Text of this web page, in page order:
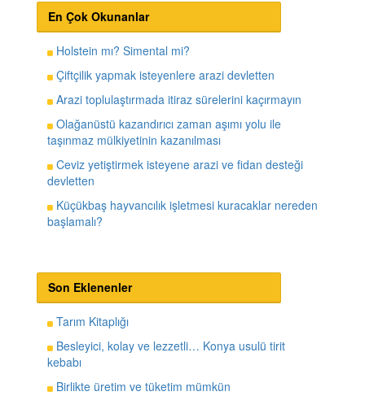
En Çok Okunanlar
Holstein mı? Simental mi?
Çiftçilik yapmak isteyenlere arazi devletten
Arazi toplulaştırmada itiraz sürelerini kaçırmayın
Olağanüstü kazandırıcı zaman aşımı yolu ile
taşınmaz mülkiyetinin kazanılması
Ceviz yetiştirmek isteyene arazi ve fidan desteği
devletten
Küçükbaş hayvancılık işletmesi kuracaklar nereden
başlamalı?
Son Eklenenler
Tarım Kitaplığı
Besleyici, kolay ve lezzetli… Konya usulü tirit
kebabı
Birlikte üretim ve tüketim mümkün